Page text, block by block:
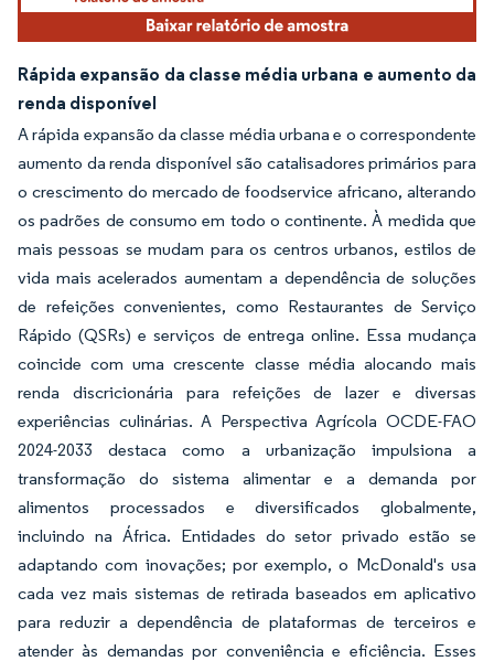
Rápida expansão da classe média urbana e aumento da
renda disponível
A rápida expansão da classe média urbana e o correspondente
aumento da renda disponível são catalisadores primários para
o crescimento do mercado de foodservice africano, alterando
os padrões de consumo em todo o continente. À medida que
mais pessoas se mudam para os centros urbanos, estilos de
vida mais acelerados aumentam a dependência de soluções
de refeições convenientes, como Restaurantes de Serviço
Rápido (QSRs) e serviços de entrega online. Essa mudança
coincide com uma crescente classe média alocando mais
renda discricionária para refeições de lazer e diversas
experiências culinárias. A Perspectiva Agrícola OCDE-FAO
2024-2033 destaca como a urbanização impulsiona a
transformação do sistema alimentar e a demanda por
alimentos processados e diversificados globalmente,
incluindo na África. Entidades do setor privado estão se
adaptando com inovações; por exemplo, o McDonald's usa
cada vez mais sistemas de retirada baseados em aplicativo
para reduzir a dependência de plataformas de terceiros e
atender às demandas por conveniência e eficiência. Esses